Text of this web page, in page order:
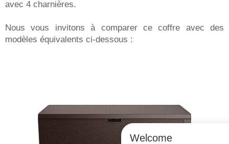
avec 4 charnières.
Nous vous invitons à comparer ce coffre avec des
modèles équivalents ci-dessous :
Welcome